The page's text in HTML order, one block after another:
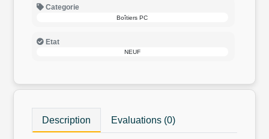
Categorie
Boîtiers PC
Etat
NEUF
Description Evaluations (0)